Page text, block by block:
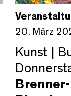
20. März
Kunst |